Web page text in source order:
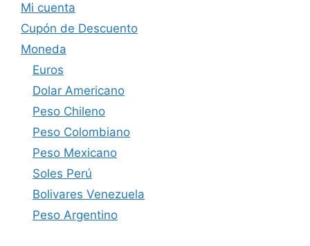
Mi cuenta
Cupón de Descuento
Moneda
Euros
Dolar Americano
Peso Chileno
Peso Colombiano
Peso Mexicano
Soles Perú
Bolivares Venezuela
Peso Argentino